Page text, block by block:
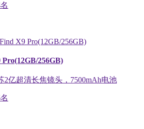
名
256GB)
2亿超清长焦镜头，7500mAh电池
名